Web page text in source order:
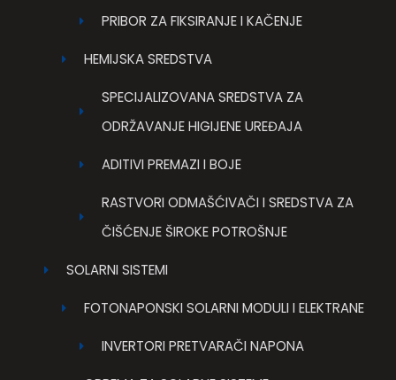
PRIBOR ZA FIKSIRANJE I KAČENJE
HEMIJSKA SREDSTVA
SPECIJALIZOVANA SREDSTVA ZA
ODRŽAVANJE HIGIJENE UREĐAJA
ADITIVI PREMAZI I BOJE
RASTVORI ODMAŠĆIVAČI I SREDSTVA ZA
ČIŠĆENJE ŠIROKE POTROŠNJE
SOLARNI SISTEMI
FOTONAPONSKI SOLARNI MODULI I ELEKTRANE
INVERTORI PRETVARAČI NAPONA